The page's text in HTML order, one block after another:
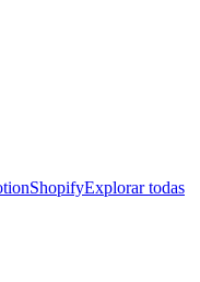
ShopifyExplorar todas